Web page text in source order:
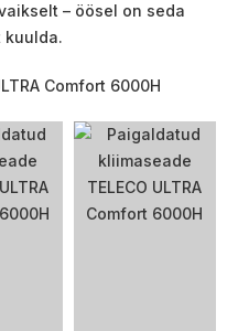
– öösel on seda
kuulda.
Comfort 6000H